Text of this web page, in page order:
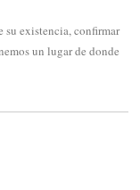
su existencia, confirmar
un lugar de donde